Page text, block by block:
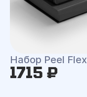
Набор Peel Flex
1715 ₽